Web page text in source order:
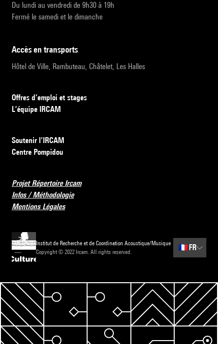
Du lundi au vendredi de 9h30 à 19h
Fermé le samedi et le dimanche
accès en transports
Hôtel de Ville, Rambuteau, Châtelet, Les Halles
Offres d’emploi et stages
L’équipe IRCAM
Soutenir l’IRCAM
Centre Pompidou
Projet Répertoire Ircam
Infos / Méthodologie
Mentions Légales
Institut de Recherche et de Coordination Acoustique/Musique
Copyright © 2022 Ircam. All rights reserved.
🇫🇷 FR